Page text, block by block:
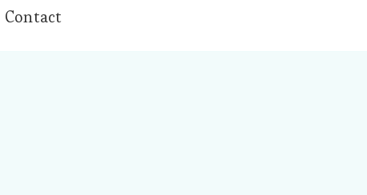
Contact